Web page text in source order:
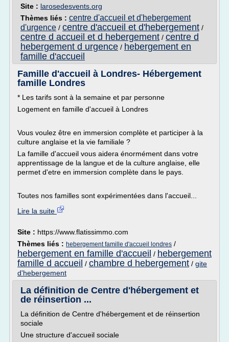
Site : larosedesvents.org
Thèmes liés : centre d'accueil et d'hebergement
d'urgence / centre d'accueil et d'hebergement /
centre d accueil et d hebergement / centre d
hebergement d urgence / hebergement en
famille d'accueil
Famille d'accueil à Londres- Hébergement
famille Londres
* Les tarifs sont à la semaine et par personne
Logement en famille d'accueil à Londres
Vous voulez être en immersion complète et participer à la
culture anglaise et la vie familiale ?
La famille d'accueil vous aidera énormément dans votre
apprentissage de la langue et de la culture anglaise, elle
permet d'etre en immersion complète dans le pays.
Toutes nos familles sont expérimentées dans l'accueil...
Lire la suite
Site : https://www.flatissimmo.com
Thèmes liés : hebergement famille d'accueil londres /
hebergement en famille d'accueil / hebergement
famille d accueil / chambre d hebergement / gite
d'hebergement
La définition de Centre d'hébergement et
de réinsertion ...
La définition de Centre d'hébergement et de réinsertion
sociale
Une structure d'accueil sociale